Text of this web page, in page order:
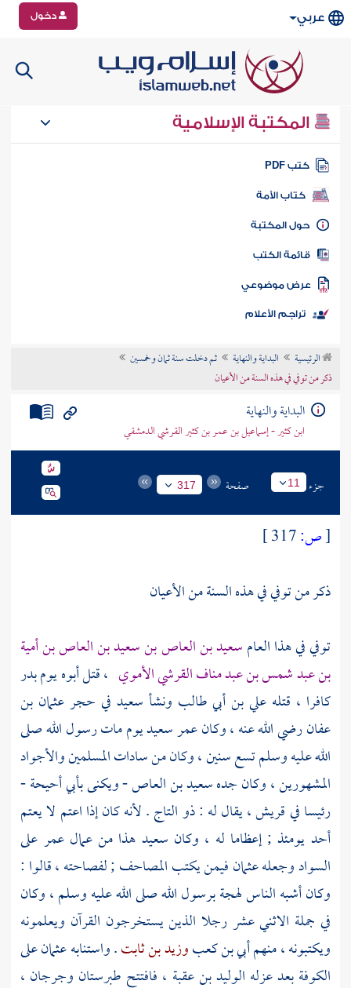
عربي دخول
المكتبة الإسلامية
كتب PDF
كتاب الأمة
المكتبة
الكتب
موضوعي
تراجم الأعلام
الرئيسية البداية والنهاية
ثم دخلت سنة ثمان وخمسين
ذكر من توفي في هذه السنة من الأعيان
البداية والنهاية
ابن كثير - إسماعيل بن عمر بن كثير القرشي الدمشقي
جزء 11 صفحة 317
[ص:
ذكر من توفي في هذه السنة من الأعيان
توفي في هذا العامسعيد بن العاص بن سعيد بن العاص بن أمية
بن عبد شمس بن عبد مناف القرشي الأموي ، قتل أبوه يومبدر
كافرا ، قتله علي بن أبي طالب ونشأ سعيد في حجرعثمان بن
عفانرضي الله عنه ، وكان عمرسعيديوم مات رسول الله صلى
الله عليه وسلم تسع سنين ، وكان من سادات المسلمين والأجواد
المشهورين ، وكان جدهسعيد بن العاص- ويكنىبأبي أحيحة-
رئيسا فيقريش، يقال له : ذو التاج . لأنه كان إذا اعتم لا يعتم
أحد يومئذ ; إعظاما له ، وكان سعيد هذا من عمالعمر على
السوادوجعلهعثمانفيمن يكتب المصاحف ; لفصاحته ، قالوا :
وكان أشبه الناس لهجة برسول الله صلى الله عليه وسلم ، وكان
في جملة الاثني عشر رجلا الذين يستخرجون القرآن ويعلمونه
ويكتبونه ، منهمأبي بن كعبوزيد بن ثابت. واستنابهعثمانعلى
الكوفةبعد عزله الوليد بن عقبة ، فافتتح طبرستان وجرجان ،